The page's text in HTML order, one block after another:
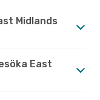
Midlands
East